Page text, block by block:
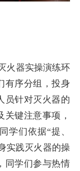
火器实操演练环
有序分组，投身
员针对灭火器的
键注意事项，
学们依据“提、
实践灭火器的操
同学们参与热情